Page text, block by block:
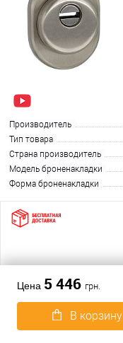
Цена 5 446 грн.
В корзину
Производитель
Тип товара
Страна производитель
Модель броненакладки
Форма броненакладки